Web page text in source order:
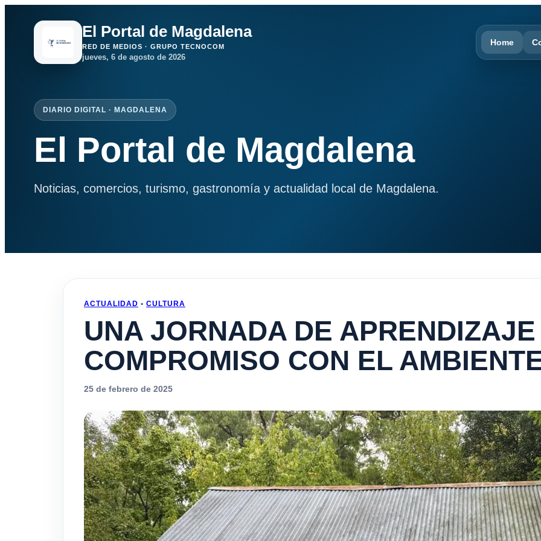
El Portal de Magdalena
RED DE MEDIOS · GRUPO TECNOCOM
jueves, 6 de agosto de 2026
Home
DIARIO DIGITAL · MAGDALENA
El Portal de Magdalena
Noticias, comercios, turismo, gastronomía y actualidad local de Magdalena.
ACTUALIDAD • CULTURA
UNA JORNADA DE APRENDIZAJE
COMPROMISO CON EL
25 de febrero de 2025